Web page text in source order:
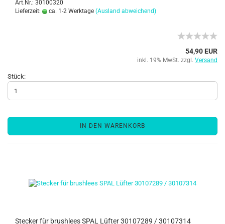
Art.Nr.: 30100320
Lieferzeit:
ca. 1-2 Werktage (Ausland abweichend)
54,90 EUR
inkl. 19% MwSt. zzgl. Versand
Stück:
IN DEN WARENKORB
Stecker für brushlees SPAL Lüfter 30107289 / 30107314